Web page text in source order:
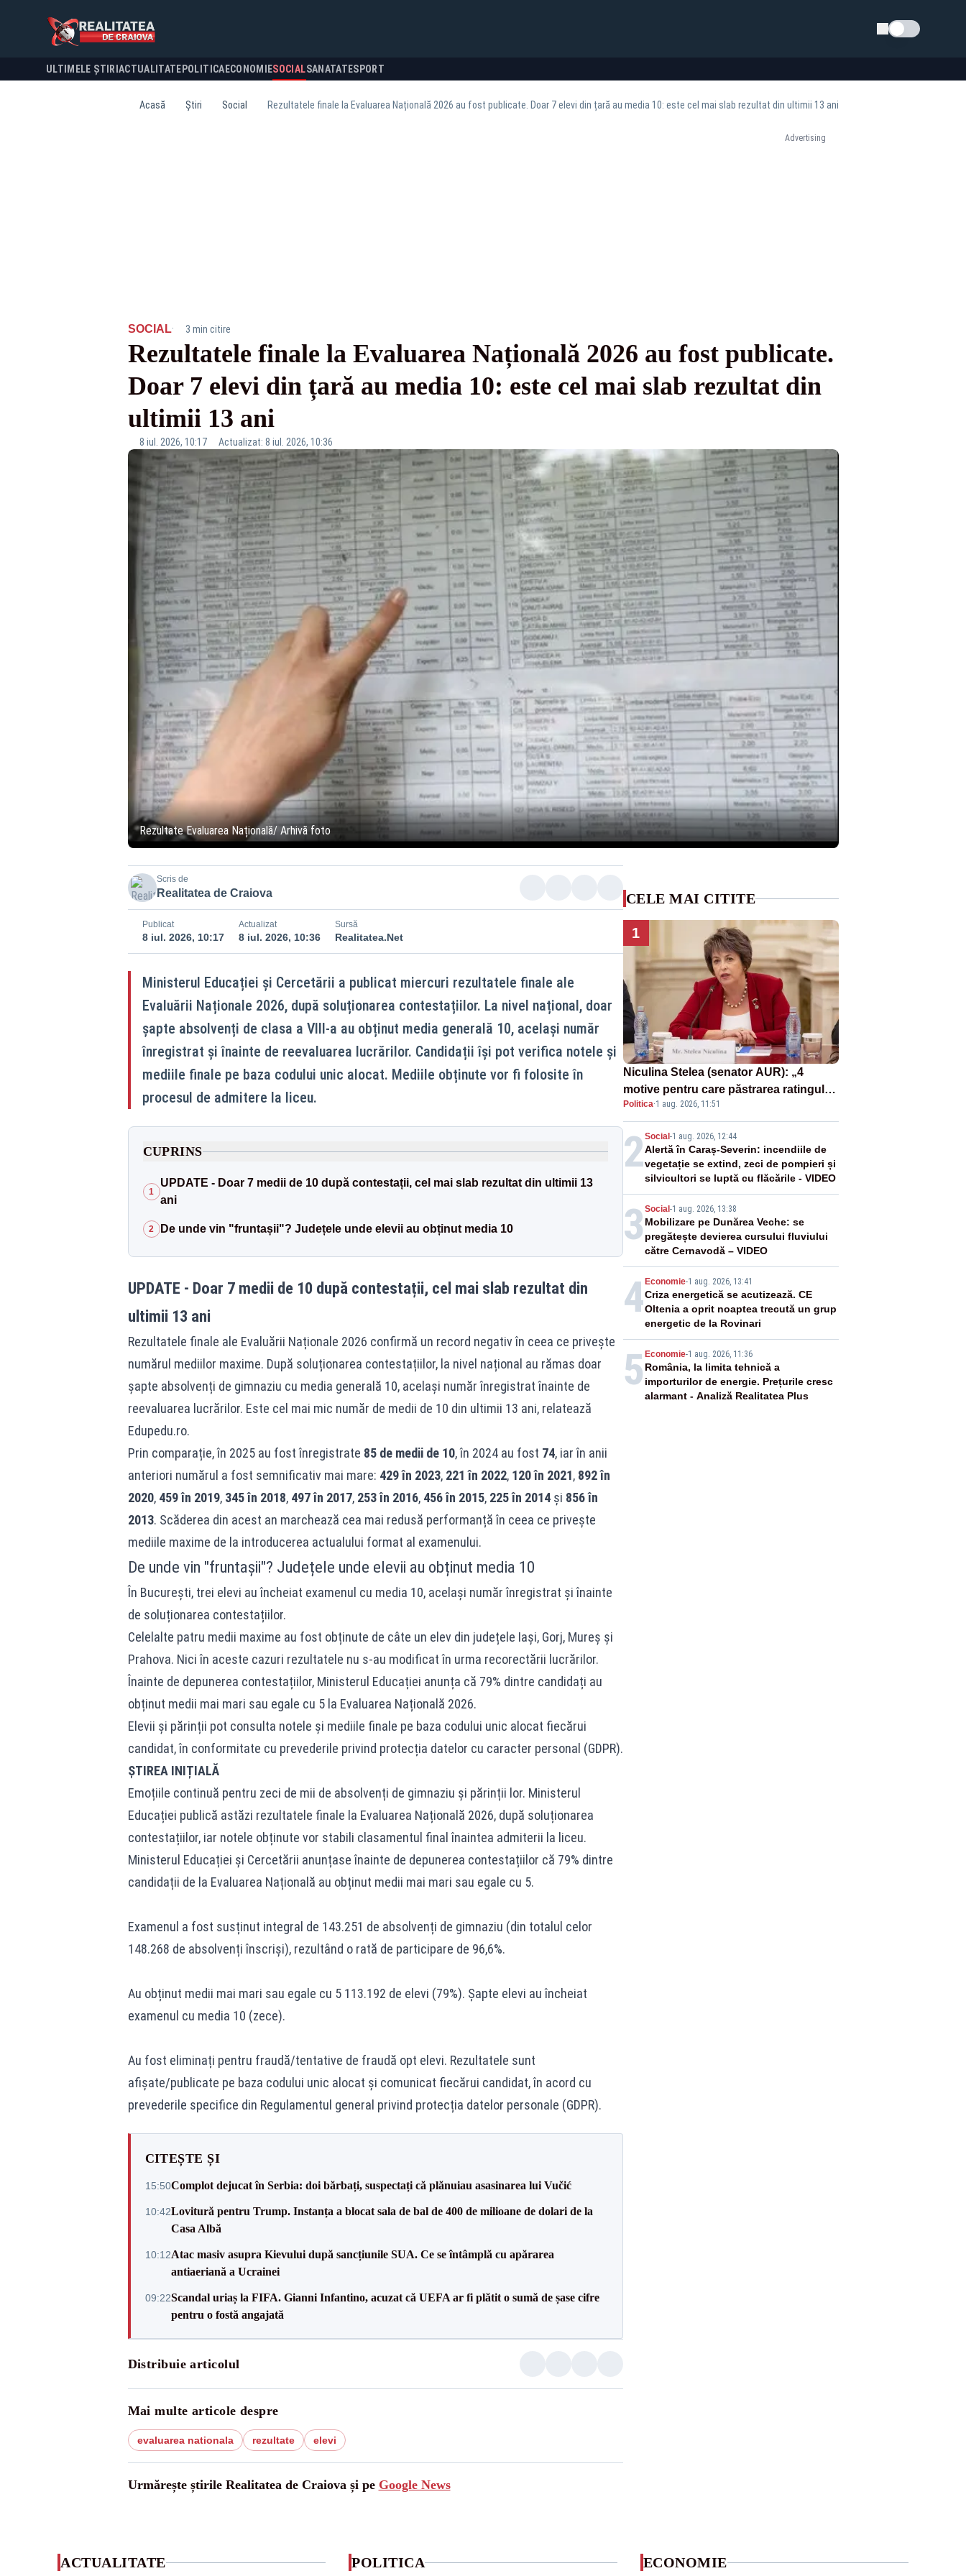
Schimba tema
ULTIMELE ȘTIRI ACTUALITATE POLITICA ECONOMIESOCIALSANATATESPORT
Acasă Știri Social Rezultatele finale la Evaluarea Națională 2026 au fost publicate. Doar 7 elevi din țară au media 10: este cel mai slab rezultat din ultimii 13 ani
Advertising
SOCIAL· 3 min citire
Rezultatele finale la Evaluarea Națională 2026 au fost publicate.
Doar 7 elevi din țară au media 10: este cel mai slab rezultat din
ultimii 13 ani
8 iul. 2026, 10:17 Actualizat: 8 iul. 2026, 10:36
Rezultate Evaluarea Națională/ Arhivă foto
Scris de
Realitatea de Craiova
Publicat
8 iul. 2026, 10:17
Actualizat
8 iul. 2026, 10:36
Sursă
Realitatea.Net
Ministerul Educației și Cercetării a publicat miercuri rezultatele finale ale
Evaluării Naționale 2026, după soluționarea contestațiilor. La nivel național, doar
șapte absolvenți de clasa a VIII-a au obținut media generală 10, același număr
înregistrat și înainte de reevaluarea lucrărilor. Candidații își pot verifica notele și
mediile finale pe baza codului unic alocat. Mediile obținute vor fi folosite în
procesul de admitere la liceu.
CUPRINS
1
UPDATE - Doar 7 medii de 10 după contestații, cel mai slab rezultat din ultimii 13
ani
2 De unde vin "fruntașii"? Județele unde elevii au obținut media 10
UPDATE - Doar 7 medii de 10 după contestații, cel mai slab rezultat din
ultimii 13 ani
Rezultatele finale ale Evaluării Naționale 2026 confirmă un record negativ în ceea ce privește
numărul mediilor maxime. După soluționarea contestațiilor, la nivel național au rămas doar
șapte absolvenți de gimnaziu cu media generală 10, același număr înregistrat înainte de
reevaluarea lucrărilor. Este cel mai mic număr de medii de 10 din ultimii 13 ani, relatează
Edupedu.ro.
Prin comparație, în 2025 au fost înregistrate 85 de medii de 10, în 2024 au fost 74, iar în anii
anteriori numărul a fost semnificativ mai mare: 429 în 2023, 221 în 2022, 120 în 2021, 892 în
2020, 459 în 2019, 345 în 2018, 497 în 2017, 253 în 2016, 456 în 2015, 225 în 2014și 856 în
2013. Scăderea din acest an marchează cea mai redusă performanță în ceea ce privește
mediile maxime de la introducerea actualului format al examenului.
De unde vin "fruntașii"? Județele unde elevii au obținut media 10
În București, trei elevi au încheiat examenul cu media 10, același număr înregistrat și înainte
de soluționarea contestațiilor.
Celelalte patru medii maxime au fost obținute de câte un elev din județele Iași, Gorj, Mureș și
Prahova. Nici în aceste cazuri rezultatele nu s-au modificat în urma recorectării lucrărilor.
Înainte de depunerea contestațiilor, Ministerul Educației anunța că 79% dintre candidați au
obținut medii mai mari sau egale cu 5 la Evaluarea Națională 2026.
Elevii și părinții pot consulta notele și mediile finale pe baza codului unic alocat fiecărui
candidat, în conformitate cu prevederile privind protecția datelor cu caracter personal (GDPR).
ȘTIREA INIȚIALĂ
Emoțiile continuă pentru zeci de mii de absolvenți de gimnaziu și părinții lor. Ministerul
Educației publică astăzi rezultatele finale la Evaluarea Națională 2026, după soluționarea
contestațiilor, iar notele obținute vor stabili clasamentul final înaintea admiterii la liceu.
Ministerul Educației și Cercetării anunțase înainte de depunerea contestațiilor că 79% dintre
candidații de la Evaluarea Națională au obținut medii mai mari sau egale cu 5.
Examenul a fost susținut integral de 143.251 de absolvenți de gimnaziu (din totalul celor
148.268 de absolvenți înscriși), rezultând o rată de participare de 96,6%.
Au obținut medii mai mari sau egale cu 5 113.192 de elevi (79%). Șapte elevi au încheiat
examenul cu media 10 (zece).
Au fost eliminați pentru fraudă/tentative de fraudă opt elevi. Rezultatele sunt
afișate/publicate pe baza codului unic alocat și comunicat fiecărui candidat, în acord cu
prevederile specifice din Regulamentul general privind protecția datelor personale (GDPR).
CITEȘTE ȘI
15:50Complot dejucat în Serbia: doi bărbați, suspectați că plănuiau asasinarea lui Vučić
10:42Lovitură pentru Trump. Instanța a blocat sala de bal de 400 de milioane de dolari de la
Casa Albă
10:12Atac masiv asupra Kievului după sancțiunile SUA. Ce se întâmplă cu apărarea
antiaeriană a Ucrainei
09:22Scandal uriaș la FIFA. Gianni Infantino, acuzat că UEFA ar fi plătit o sumă de șase cifre
pentru o fostă angajată
Distribuie articolul
Mai multe articole despre
evaluarea nationala rezultate elevi
Urmărește știrile Realitatea de Craiova și pe Google News
CELE MAI CITITE
1
Niculina Stelea (senator AUR): „4
motive pentru care păstrarea ratingului
de țară nu este o reușită pentru
Guvernul Bolojan”
Politica·1 aug. 2026, 11:51
2Social -1 aug. 2026, 12:44
Alertă în Caraș-Severin: incendiile de
vegetație se extind, zeci de pompieri și
silvicultori se luptă cu flăcările - VIDEO
3 Social -1 aug. 2026, 13:38
Mobilizare pe Dunărea Veche: se
pregătește devierea cursului fluviului
către Cernavodă – VIDEO
4 Economie-1 aug. 2026, 13:41
Criza energetică se acutizează. CE
Oltenia a oprit noaptea trecută un grup
energetic de la Rovinari
5 Economie-1 aug. 2026, 11:36
România, la limita tehnică a
importurilor de energie. Prețurile cresc
alarmant - Analiză Realitatea Plus
ACTUALITATE POLITICA ECONOMIE